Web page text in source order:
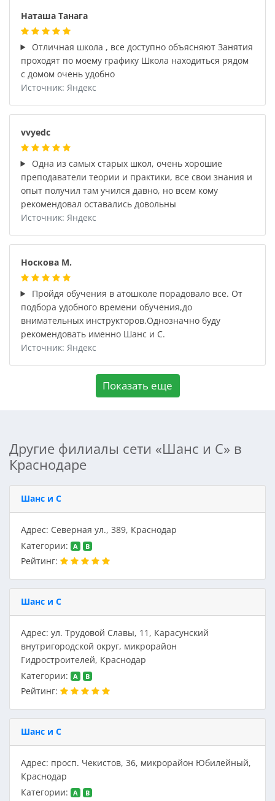
Наташа Танага
Отличная школа , все доступно объясняют Занятия
проходят по моему графику Школа находиться рядом
с домом очень удобно
Источник: Яндекс
vvyedc
Одна из самых старых школ, очень хорошие
преподаватели теории и практики, все свои знания и
опыт получил там учился давно, но всем кому
рекомендовал оставались довольны
Источник: Яндекс
Носкова М.
Пройдя обучения в атошколе порадовало все. От
подбора удобного времени обучения,до
внимательных инструкторов.Однозначно буду
рекомендовать именно Шанс и С.
Источник: Яндекс
Показать еще
Другие филиалы сети «Шанс и С» в
Краснодаре
Шанс и С
Адрес: Северная ул., 389, Краснодар
Категории:
A B
Рейтинг:
Шанс и С
Адрес: ул. Трудовой Славы, 11, Карасунский
внутригородской округ, микрорайон
Гидростроителей, Краснодар
Категории:
A B
Рейтинг:
Шанс и С
Адрес: просп. Чекистов, 36, микрорайон Юбилейный,
Краснодар
Категории:
A B